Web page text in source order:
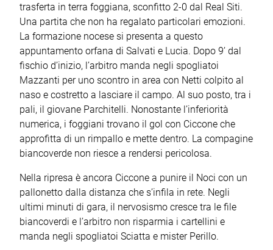
trasferta in terra foggiana, sconfitto 2-0 dal Real Siti.
Una partita che non ha regalato particolari emozioni.
La formazione nocese si presenta a questo
appuntamento orfana di Salvati e Lucia. Dopo 9’ dal
fischio d’inizio, l’arbitro manda negli spogliatoi
Mazzanti per uno scontro in area con Netti colpito al
naso e costretto a lasciare il campo. Al suo posto, tra i
pali, il giovane Parchitelli. Nonostante l’inferiorità
numerica, i foggiani trovano il gol con Ciccone che
approfitta di un rimpallo e mette dentro. La compagine
biancoverde non riesce a rendersi pericolosa.
Nella ripresa è ancora Ciccone a punire il Noci con un
pallonetto dalla distanza che s’infila in rete. Negli
ultimi minuti di gara, il nervosismo cresce tra le file
biancoverdi e l’arbitro non risparmia i cartellini e
manda negli spogliatoi Sciatta e mister Perillo.